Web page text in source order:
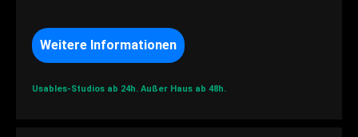
Weitere Informationen
Usables-Studios ab 24h. Außer Haus ab 48h.